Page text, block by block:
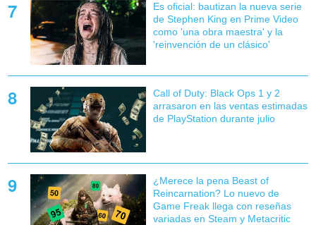
Es oficial: bautizan la nueva serie
de Stephen King en Prime Video
como 'una obra maestra' y la
'reinvención de un clásico'
Call of Duty: Black Ops 1 y 2
arrasaron en las ventas estimadas
de PlayStation durante julio
¿Merece la pena Beast of
Reincarnation? Lo nuevo de
Game Freak llega con reseñas
variadas en Steam y Metacritic